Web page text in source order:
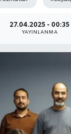
27.04.2025 - 00:35
YAYINLANMA